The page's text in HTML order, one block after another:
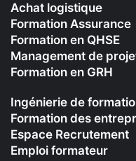
Achat logistique
Formation Assurance
Formation en QHSE
Management de
Formation en GRH
Ingénierie de
Formation des
Espace Recrutement
Emploi formateur